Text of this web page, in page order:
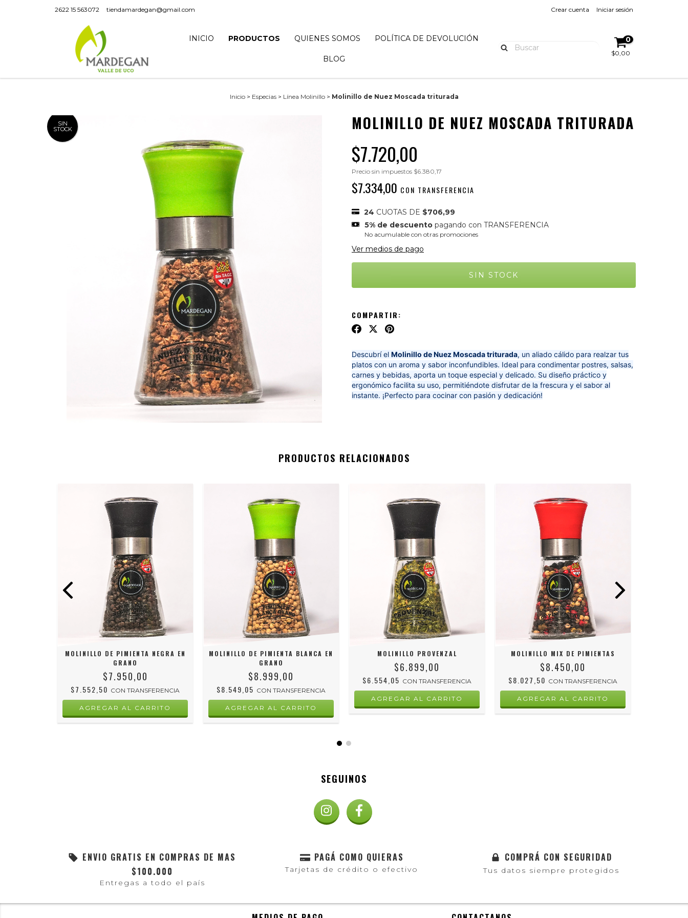
2622 15 563072 tiendamardegan@gmail.com Crear cuenta Iniciar sesión
INICIO PRODUCTOS QUIENES SOMOS POLÍTICA DE DEVOLUCIÓN
BLOG
0
$0,00
Inicio > Especias > Línea Molinillo > Molinillo de Nuez Moscada triturada
SIN
STOCK MOLINILLO DE NUEZ MOSCADA TRITURADA
$7.720,00
Precio sin impuestos $6.380,17
$7.334,00 CON TRANSFERENCIA
24 CUOTAS DE $706,99
5% de descuento pagando con TRANSFERENCIA
No acumulable con otras promociones
Ver medios de pago
COMPARTIR:
Descubrí el Molinillo de Nuez Moscada triturada, un aliado cálido para realzar tus
platos con un aroma y sabor inconfundibles. Ideal para condimentar postres, salsas,
carnes y bebidas, aporta un toque especial y delicado. Su diseño práctico y
ergonómico facilita su uso, permitiéndote disfrutar de la frescura y el sabor al
instante. ¡Perfecto para cocinar con pasión y dedicación!
PRODUCTOS RELACIONADOS
MOLINILLO DE PIMIENTA NEGRA EN
GRANO
$7.950,00
$7.552,50 CON TRANSFERENCIA
MOLINILLO DE PIMIENTA BLANCA EN
GRANO
$8.999,00
$8.549,05 CON TRANSFERENCIA
MOLINILLO PROVENZAL
$6.899,00
$6.554,05 CON TRANSFERENCIA
MOLINILLO MIX DE PIMIENTAS
$8.450,00
$8.027,50 CON TRANSFERENCIA
SEGUINOS
ENVIO GRATIS EN COMPRAS DE MAS
$100.000
Entregas a todo el país
PAGÁ COMO QUIERAS
Tarjetas de crédito o efectivo
COMPRÁ CON SEGURIDAD
Tus datos siempre protegidos